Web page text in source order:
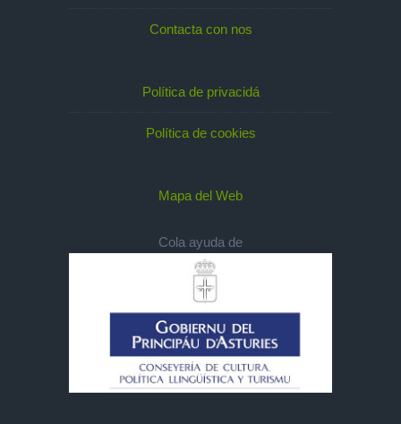
Contacta con nos
Política de privacidá
Política de cookies
Mapa del Web
Cola ayuda de